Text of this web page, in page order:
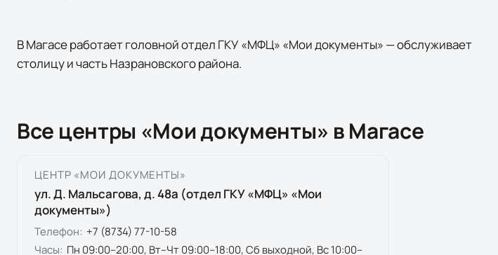
В Магасе работает головной отдел ГКУ «МФЦ» «Мои документы» — обслуживает
столицу и часть Назрановского района.
Все центры «Мои документы» в Магасе
ЦЕНТР «МОИ ДОКУМЕНТЫ»
ул. Д. Мальсагова, д. 48а (отдел ГКУ «МФЦ» «Мои
документы»)
Телефон: +7 (8734) 77-10-58
Часы: Пн 09:00–20:00, Вт–Чт 09:00–18:00, Сб выходной, Вс 10:00–